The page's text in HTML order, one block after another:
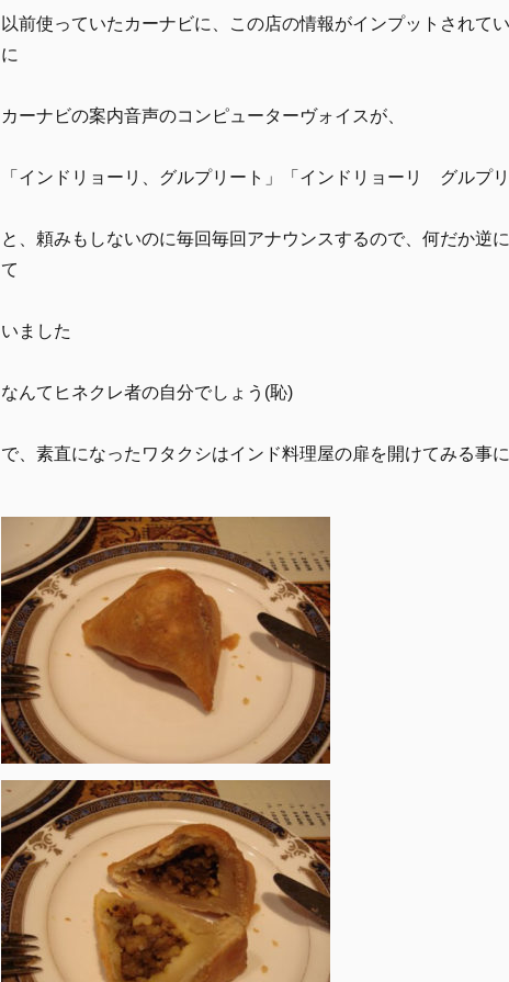
以前使っていたカーナビに、この店の情報がインプットされて
に
カーナビの案内音声のコンピューターヴォイスが、
「インドリョーリ、グルプリート」「インドリョーリ グルプリ
と、頼みもしないのに毎回毎回アナウンスするので、何だか逆
て
いました
なんてヒネクレ者の自分でしょう(恥)
で、素直になったワタクシはインド料理屋の扉を開けてみる事